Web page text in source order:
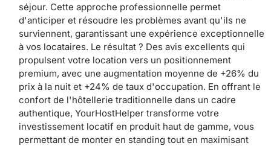
séjour. Cette approche professionnelle permet
d'anticiper et résoudre les problèmes avant qu'ils ne
surviennent, garantissant une expérience exceptionnelle
à vos locataires. Le résultat ? Des avis excellents qui
propulsent votre location vers un positionnement
premium, avec une augmentation moyenne de +26% du
prix à la nuit et +24% de taux d'occupation. En offrant le
confort de l'hôtellerie traditionnelle dans un cadre
authentique, YourHostHelper transforme votre
investissement locatif en produit haut de gamme, vous
permettant de monter en standing tout en maximisant